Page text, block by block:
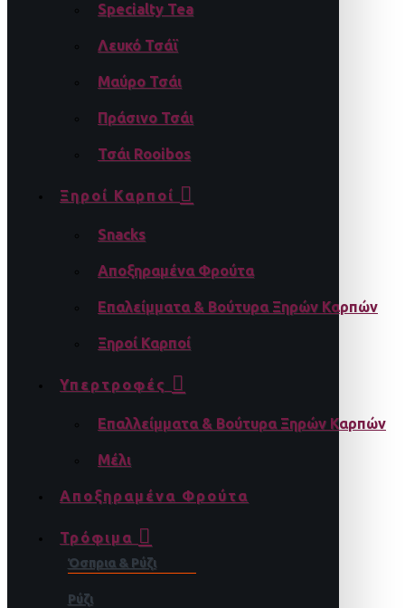
Specialty Tea
Λευκό Τσάϊ
Μαύρο Τσάι
Πράσινο Τσάι
Τσάι Rooibos
Ξηροί Καρποί
Snacks
Αποξηραμένα Φρούτα
Επαλείμματα & Βούτυρα Ξηρών Καρπών
Ξηροί Καρποί
Υπερτροφές
Επαλλείμματα & Βούτυρα Ξηρών Καρπών
Μέλι
Αποξηραμένα Φρούτα
Τρόφιμα
Όσπρια & Ρύζι
Ρύζι